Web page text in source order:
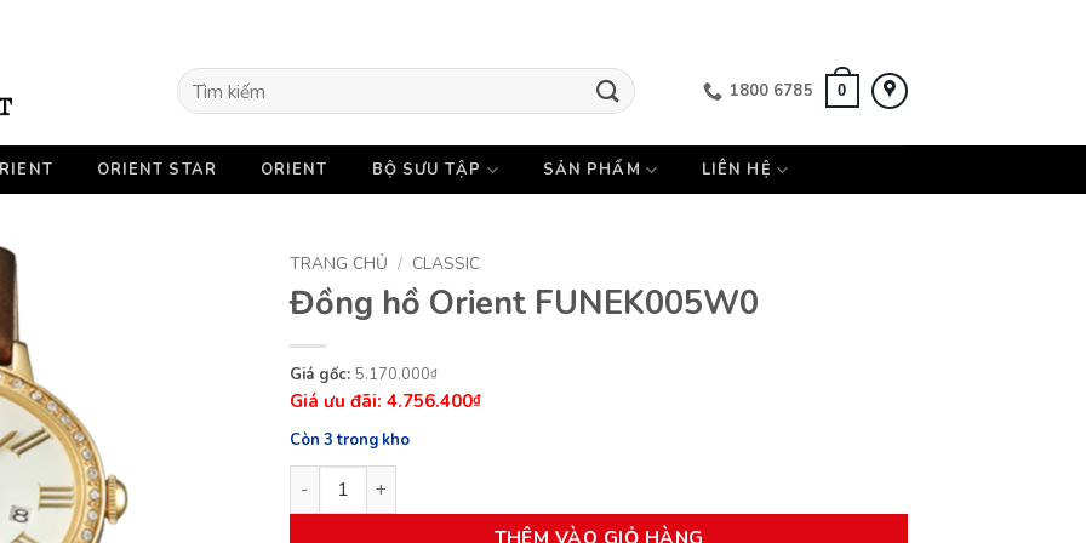
Tìm
kiếm:
1800 6785 0
ORIENT STAR ORIENT BỘ SƯU TẬP SẢN PHẨM LIÊN HỆ
TRANG CHỦ / CLASSIC
Đồng hồ Orient FUNEK005W0
5.170.000₫
Giá
gốc
là:
5.170.000₫.
4.756.400₫
Giá
hiện
tại
là:
4.756.400₫.
Còn 3 trong kho
Đồng hồ Orient FUNEK005W0 số lượng
THÊM VÀO GIỎ HÀNG